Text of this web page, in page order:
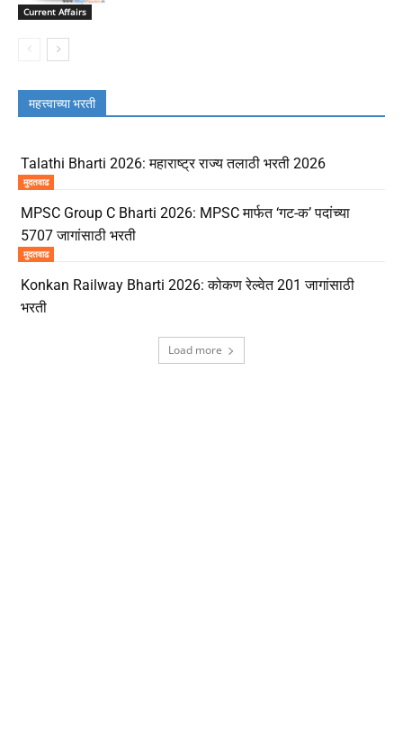
Current Affairs
महत्त्वाच्या भरती
Talathi Bharti 2026: महाराष्ट्र राज्य तलाठी भरती 2026
मुदतवाढ
MPSC Group C Bharti 2026: MPSC मार्फत ‘गट-क’ पदांच्या
5707 जागांसाठी भरती
मुदतवाढ
Konkan Railway Bharti 2026: कोकण रेल्वेत 201 जागांसाठी
भरती
Load more